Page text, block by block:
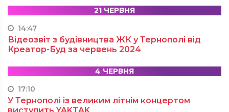
21 ЧЕРВНЯ
14:47
Відеозвіт з будівництва ЖК у Тернополі від
Креатор-Буд за червень 2024
4 ЧЕРВНЯ
17:10
У Тернополі із великим літнім концертом
виступить YAKTAK